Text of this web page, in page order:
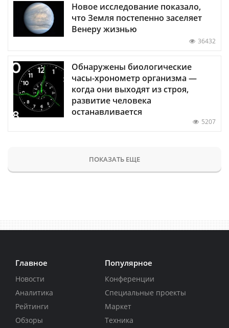
Новое исследование показало,
что Земля постепенно заселяет
Венеру жизнью
36432
Обнаружены биологические
часы-хронометр организма —
когда они выходят из строя,
развитие человека
останавливается
5207
ПОКАЗАТЬ ЕЩЕ
Главное
Новости
Аналитика
Рейтинги
Обзоры
Популярное
Конференции
Специальные проекты
Маркет
Техника